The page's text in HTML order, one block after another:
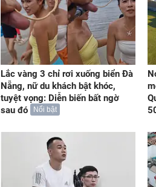
Lắc vàng 3 chỉ rơi xuống biển Đà
Nẵng, nữ du khách bật khóc,
tuyệt vọng: Diễn biến bất ngờ
sau đó
Nổi bật